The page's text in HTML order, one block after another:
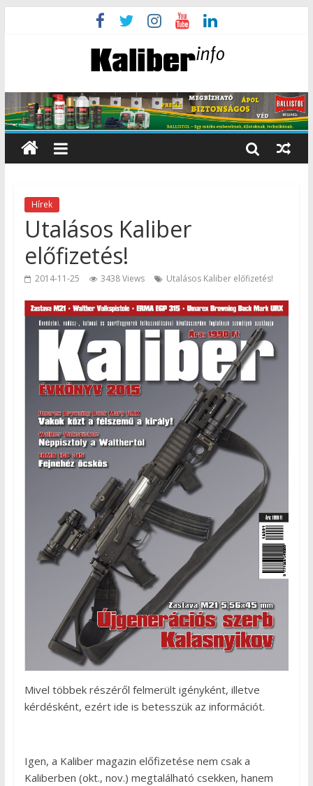
Hírek
Utalásos Kaliber
előfizetés!
2014-11-25 3438 Views Utalásos Kaliber előfizetés!
Mivel többek részéről felmerült igényként, illetve
kérdésként, ezért ide is betesszük az információt.
Igen, a Kaliber magazin előfizetése nem csak a
Kaliberben (okt., nov.) megtalálható csekken, hanem